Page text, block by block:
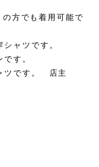
方でも着用可能で
ャツです。
す。
ツです。 店主